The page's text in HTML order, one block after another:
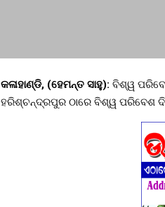
କଳାହାଣ୍ଡି, (ହେମନ୍ତ ସାହୁ): ବିଶ୍ୱ
ହରିଶ୍ଚନ୍ଦ୍ରପୁର ଠାରେ ବିଶ୍ୱ ପରିବେଶ